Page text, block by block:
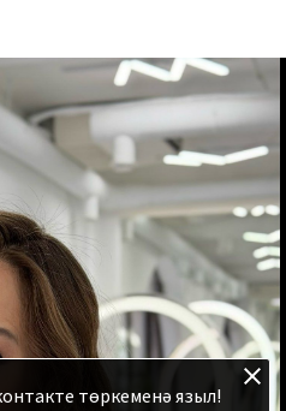
төркеменә языл!